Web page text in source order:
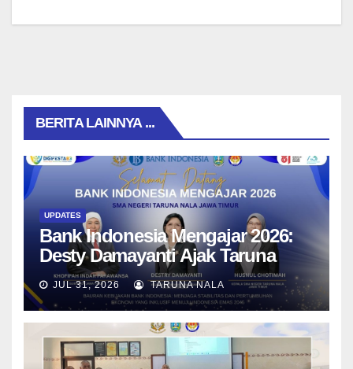
BERITA LAINNYA ...
UPDATES
Bank Indonesia Mengajar 2026:
Desty Damayanti Ajak Taruna
SMAN Taruna Nala Jawa Timur
Menjadi Generasi Pemimpin
Berwawasan Global
JUL 31, 2026 TARUNA NALA